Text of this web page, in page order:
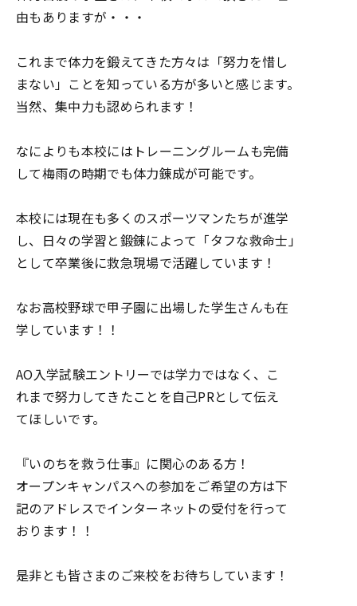
由もありますが・・・
これまで体力を鍛えてきた方々は「努力を惜し
まない」ことを知っている方が多いと感じます。
当然、集中力も認められます！
なによりも本校にはトレーニングルームも完備
して梅雨の時期でも体力錬成が可能です。
本校には現在も多くのスポーツマンたちが進学
し、日々の学習と鍛錬によって「タフな救命士」
として卒業後に救急現場で活躍しています！
なお高校野球で甲子園に出場した学生さんも在
学しています！！
AO入学試験エントリーでは学力ではなく、こ
れまで努力してきたことを自己PRとして伝え
てほしいです。
『いのちを救う仕事』に関心のある方！
オープンキャンパスへの参加をご希望の方は下
記のアドレスでインターネットの受付を行って
おります！！
是非とも皆さまのご来校をお待ちしています！